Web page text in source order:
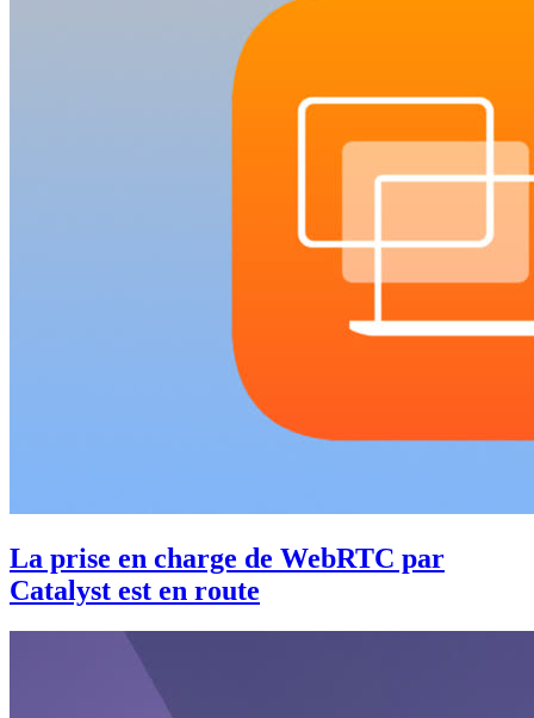
La prise en charge de WebRTC par
Catalyst est en route